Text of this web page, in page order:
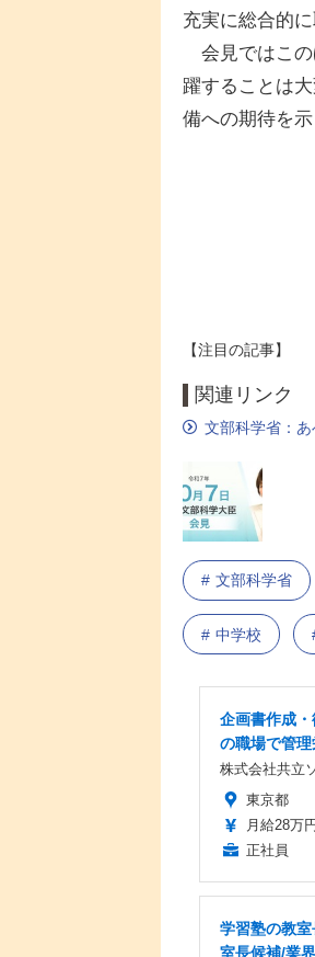
充実に総合的
会見ではこの
躍することは
備への期待を示
【注目の記事】
関連リンク
文部科学省：あ
文部科学省
中学校
企画書作成
の職場で管
株式会社共立
東京都
月給28万
正社員
学習塾の教
室長候補/業